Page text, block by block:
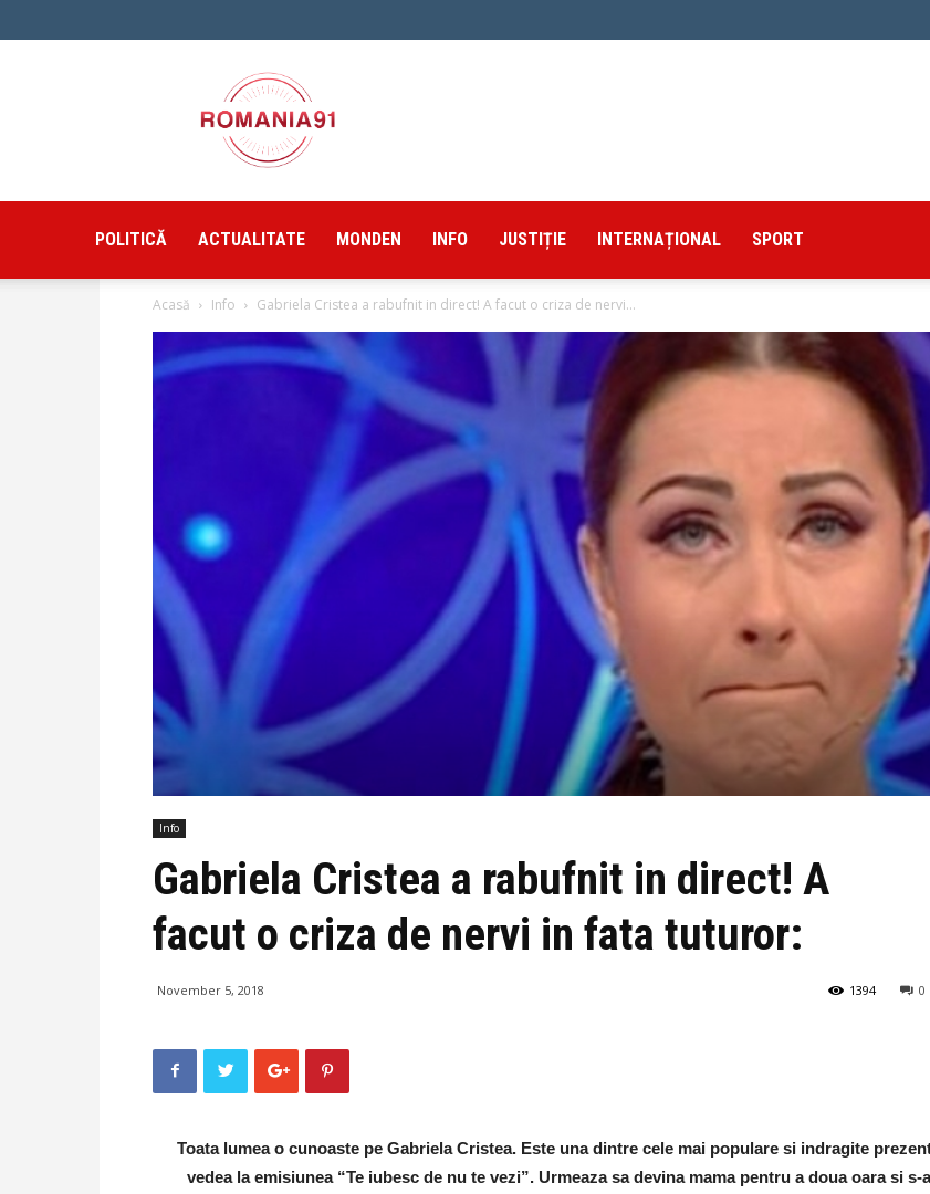
POLITICĂ ACTUALITATE MONDEN INFO JUSTIȚIE INTERNAȚIONAL SPORT
Acasă Info Gabriela Cristea a rabufnit in direct! A facut o criza de nervi...
Info
Gabriela Cristea a rabufnit in direct! A
facut o criza de nervi in fata tuturor:
November 5, 2018 0
1394
Toata lumea o cunoaste pe Gabriela Cristea. Este una dintre cele mai populare si indragite
vedea la emisiunea “Te iubesc de nu te vezi”. Urmeaza sa devina mama pentru a doua oara si